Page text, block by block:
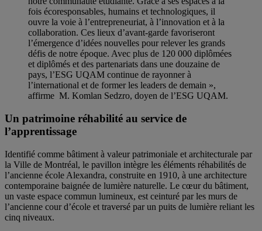
fois écoresponsables, humains et technologiques, il
ouvre la voie à l’entrepreneuriat, à l’innovation et à la
collaboration. Ces lieux d’avant-garde favoriseront
l’émergence d’idées nouvelles pour relever les grands
défis de notre époque. Avec plus de 120 000 diplômées
et diplômés et des partenariats dans une douzaine de
pays, l’ESG UQAM continue de rayonner à
l’international et de former les leaders de demain »,
affirme M. Komlan Sedzro, doyen de l’ESG UQAM.
Un patrimoine réhabilité au service de
l’apprentissage
Identifié comme bâtiment à valeur patrimoniale et architecturale par
la Ville de Montréal, le pavillon intègre les éléments réhabilités de
l’ancienne école Alexandra, construite en 1910, à une architecture
contemporaine baignée de lumière naturelle. Le cœur du bâtiment,
un vaste espace commun lumineux, est ceinturé par les murs de
l’ancienne cour d’école et traversé par un puits de lumière reliant les
cinq niveaux.